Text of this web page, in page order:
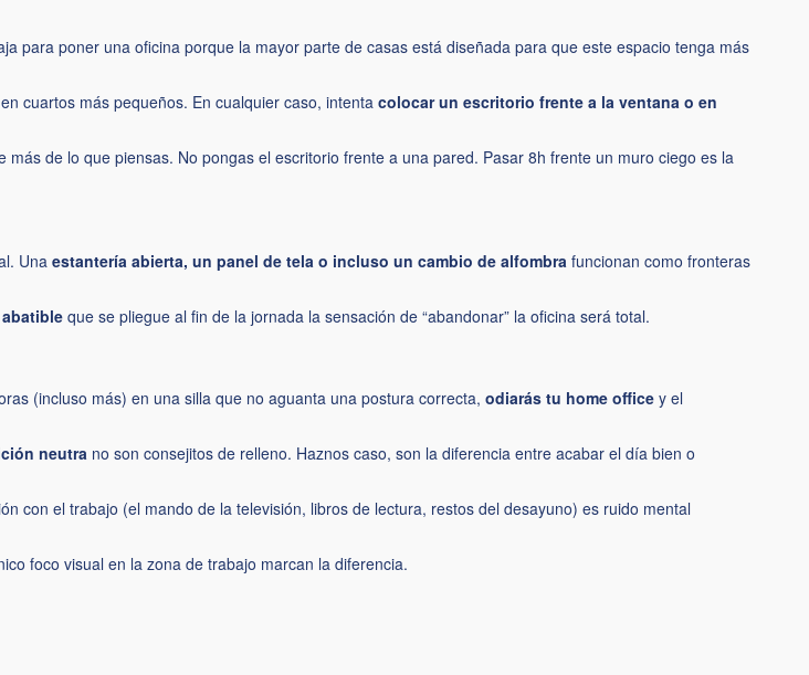
para poner una oficina porque la mayor parte de casas está diseñada para que este espacio tenga más
cuartos más pequeños. En cualquier caso, intenta colocar un escritorio frente a la ventana o en
de lo que piensas. No pongas el escritorio frente a una pared. Pasar 8h frente un muro ciego es la
Una estantería abierta, un panel de tela o incluso un cambio de alfombra funcionan como fronteras
que se pliegue al fin de la jornada la sensación de “abandonar” la oficina será total.
(incluso más) en una silla que no aguanta una postura correcta, odiarás tu home office y el
neutra no son consejitos de relleno. Haznos caso, son la diferencia entre acabar el día bien o
con el trabajo (el mando de la televisión, libros de lectura, restos del desayuno) es ruido mental
foco visual en la zona de trabajo marcan la diferencia.